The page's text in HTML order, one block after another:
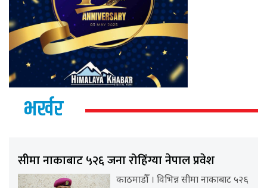
भर्खर
सीमा नाकाबाट ५२६ जना रोहिंग्या नेपाल प्रवेश
काठमाडौँ । विभिन्न सीमा नाकाबाट ५२६